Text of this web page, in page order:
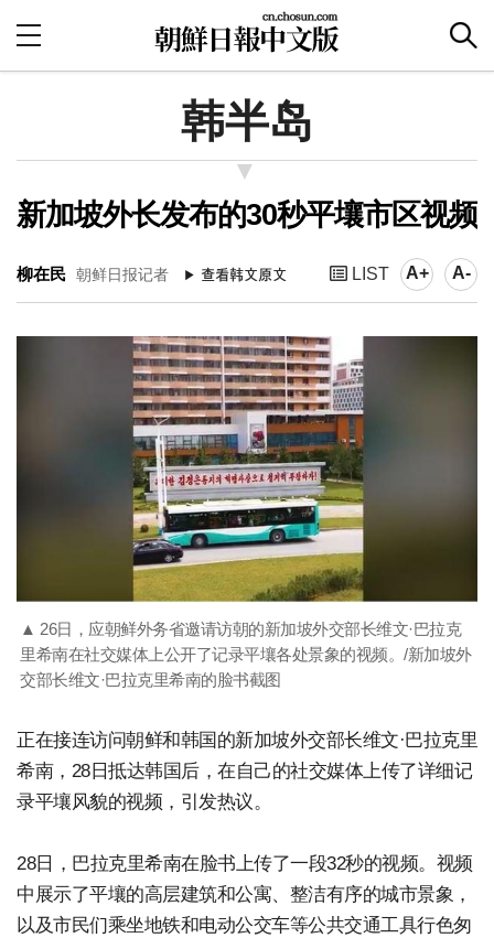
韩半岛
新加坡外长发布的30秒平壤市区视频
柳在民 朝鲜日报记者 LIST A+ A-
▲ 26日，应朝鲜外务省邀请访朝的新加坡外交部长维文·巴拉克
里希南在社交媒体上公开了记录平壤各处景象的视频。/新加坡外
交部长维文·巴拉克里希南的脸书截图
正在接连访问朝鲜和韩国的新加坡外交部长维文·巴拉克里
希南，28日抵达韩国后，在自己的社交媒体上传了详细记
录平壤风貌的视频，引发热议。
28日，巴拉克里希南在脸书上传了一段32秒的视频。视频
中展示了平壤的高层建筑和公寓、整洁有序的城市景象，
以及市民们乘坐地铁和电动公交车等公共交通工具行色匆